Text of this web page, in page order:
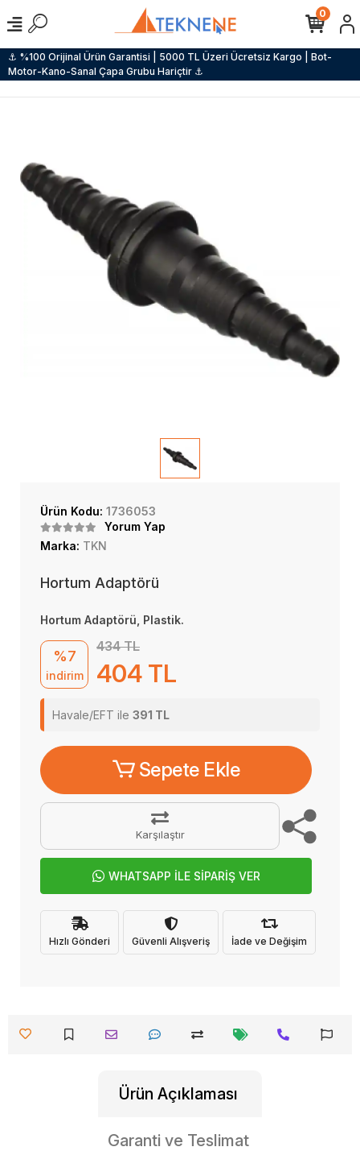
⚓ %100 Orijinal Ürün Garantisi | 5000 TL Üzeri Ücretsiz Kargo | Bot-
Motor-Kano-Sanal Çapa Grubu Hariçtir ⚓
0
Ürün Kodu: 1736053
Yorum Yap
Marka: TKN
Hortum Adaptörü
Hortum Adaptörü, Plastik.
%7
indirim
434 TL
404 TL
Havale/EFT ile 391 TL
Sepete Ekle
Karşılaştır
WHATSAPP İLE SİPARİŞ VER
Hızlı Gönderi Güvenli Alışveriş İade ve Değişim
Ürün Açıklaması
Garanti ve Teslimat